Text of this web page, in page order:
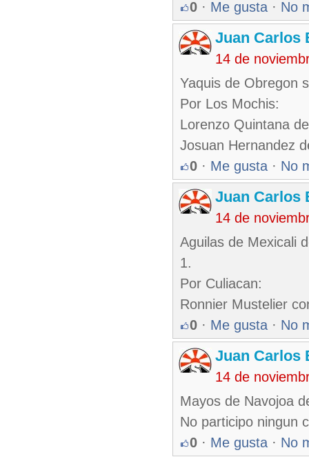
0 · Me gusta · No
Juan Carlos
14 de
Yaquis de Obregon
Por Los Mochis:
Lorenzo Quintana
Josuan Hernandez
0 · Me gusta · No
Juan Carlos
14 de
Aguilas de Mexicali
1.
Por Culiacan:
Ronnier Mustelier
0 · Me gusta · No
Juan Carlos
14 de
Mayos de Navojoa
No participo ningun
0 · Me gusta · No